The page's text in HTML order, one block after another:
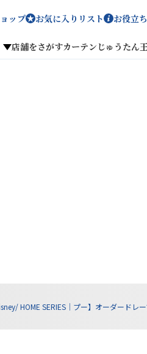
ップ お気に入りリスト お役立
店舗をさがすカーテンじゅうたん
HOME SERIES｜プー】オーダード